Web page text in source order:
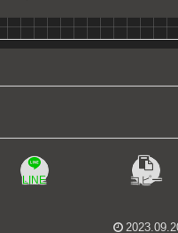
LINE コピー